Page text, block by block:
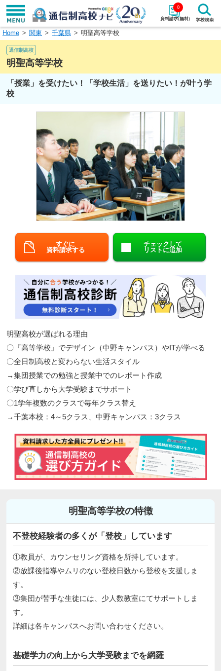
資料請求(無料)
0
学校名で探す
エリアから探す 特徴から探す
北海道・東北
北陸・甲信越
中国
九州・沖縄
閉じる
Home 関東 千葉県 明聖高等学校
通信制高校
明聖高等学校
「授業」を受けたい！「学校生活」を送りたい！が叶う学
校
すぐに
資料請求する
チェックして
リストに追加
明聖高校が選ばれる理由
〇『高等学校』でデザイン（中野キャンパス）やITが学べる
〇全日制高校と変わらない生活スタイル
→集団授業での勉強と授業中でのレポート作成
〇学び直しから大学受験までサポート
〇1学年複数のクラスで毎年クラス替え
→千葉本校：4～5クラス、中野キャンパス：3クラス
明聖高等学校の特徴
不登校経験者の多くが「登校」しています
①教員が、カウンセリング資格を所持しています。
②放課後指導やムリのない登校日数から登校を支援しま
す。
③集団が苦手な生徒には、少人数教室にてサポートしま
す。
詳細は各キャンパスへお問い合わせください。
基礎学力の向上から大学受験までを網羅